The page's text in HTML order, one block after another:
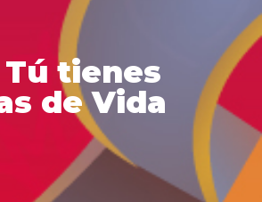
tienes
de Vida